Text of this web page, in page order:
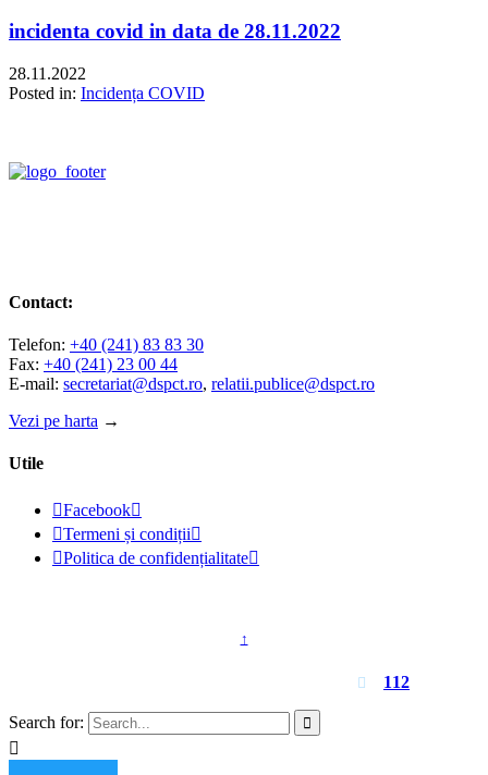
incidenta covid in data de 28.11.2022
28.11.2022
Posted in: Incidența COVID
Contact:
Telefon: +40 (241) 83 83 30
Fax: +40 (241) 23 00 44
E-mail: secretariat@dspct.ro, relatii.publice@dspct.ro
Vezi pe harta →
Utile
Facebook
Termeni și condiții
Politica de confidențialitate
↑
 112
Search for: 
